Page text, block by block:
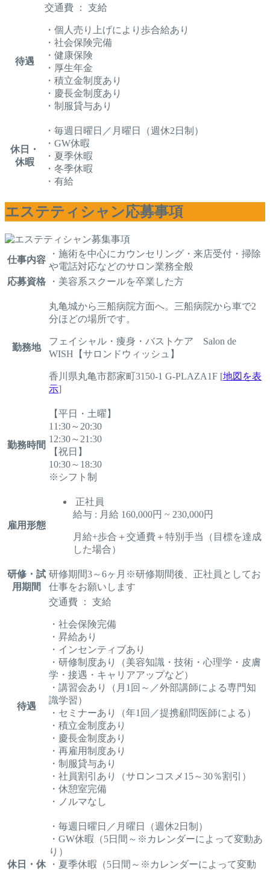
待遇
交通費 ： 支給
・個人売り上げにより歩合給あり
・社会保険完備
・健康保険
・厚生年金
・積立金制度あり
・慶長金制度あり
・制服貸与あり
休日・
休暇
・毎週日曜日／月曜日（週休2日制）
・GW休暇
・夏季休暇
・冬季休暇
・有給
エステティシャン応募事項
仕事内容
・施術を中心にカウンセリング・来店受付・掃除
や電話対応などのサロン業務全般
応募資格
・美容系スクールを卒業した方
勤務地
丸亀城から三船病院方面へ。三船病院から車で2
分ほどの場所です。
フェイシャル・痩身・バストケア Salon de
WISH【サロンドウィッシュ】
香川県丸亀市郡家町3150-1 G-PLAZA1F [地図を表
示]
勤務時間
【平日・土曜】
11:30～20:30
12:30～21:30
【祝日】
10:30～18:30
※シフト制
雇用形態
正社員
給与 : 月給 160,000円 ~ 230,000円
月給+歩合＋交通費＋特別手当（目標を達成
した場合）
研修・試
用期間
研修期間3～6ヶ月※研修期間後、正社員としてお
仕事をお願いします
待遇
交通費 ： 支給
・社会保険完備
・昇給あり
・インセンティブあり
・研修制度あり（美容知識・技術・心理学・皮膚
学・接遇・キャリアアップなど）
・講習会あり（月1回～／外部講師による専門知
識学習）
・セミナーあり（年1回／提携顧問医師による）
・積立金制度あり
・慶長金制度あり
・再雇用制度あり
・制服貸与あり
・社員割引あり（サロンコスメ15～30％割引）
・休憩室完備
・ノルマなし
休日・休
・毎週日曜日／月曜日（週休2日制）
・GW休暇（5日間～※カレンダーによって変動あ
り）
・夏季休暇（5日間～※カレンダーによって変動